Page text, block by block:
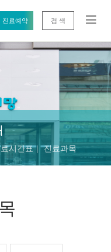
진료예약 검 색
시간표 진료과목